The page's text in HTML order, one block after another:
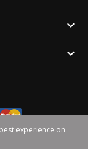


experience on